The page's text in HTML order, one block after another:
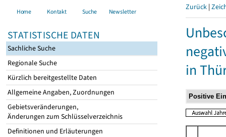
Home Kontakt Suche Newsletter
STATISTISCHE DATEN
Sachliche Suche
Regionale Suche
Kürzlich bereitgestellte Daten
Allgemeine Angaben, Zuordnungen
Gebietsveränderungen,
Änderungen zum Schlüsselverzeichnis
Definitionen und Erläuterungen
Zurück |
in